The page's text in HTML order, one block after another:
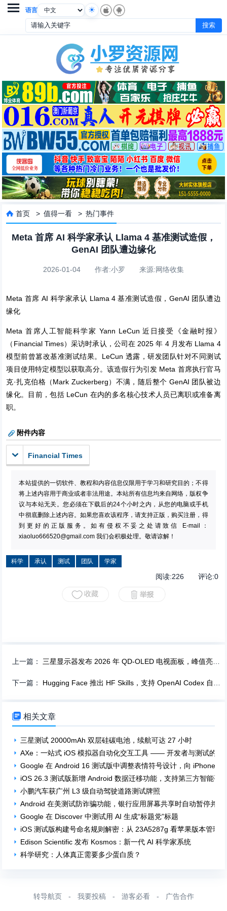
语言

 首页 >值得一看 >热门事件
Meta 首席 AI 科学家承认 Llama 4 基准测试造假，
GenAI 团队遭边缘化
2026-01-04 作者:小罗 来源:网络收集
Meta 首席 AI 科学家承认 Llama 4 基准测试造假，GenAI 团队遭边
缘化
Meta 首席人工智能科学家 Yann LeCun 近日接受《金融时报》
（Financial Times）采访时承认，公司在 2025 年 4 月发布 Llama 4
模型前曾篡改基准测试结果。LeCun 透露，研发团队针对不同测试
项目使用特定模型以获取高分。该造假行为引发 Meta 首席执行官马
克·扎克伯格（Mark Zuckerberg）不满，随后整个 GenAI 团队被边
缘化。目前，包括 LeCun 在内的多名核心技术人员已离职或准备离
职。
附件内容
Financial Times
本站提供的一切软件、教程和内容信息仅限用于学习和研究目的；不得
将上述内容用于商业或者非法用途。本站所有信息均来自网络，版权争
议与本站无关。您必须在下载后的24个小时之内，从您的电脑或手机
中彻底删除上述内容。如果您喜欢该程序，请支持正版，购买注册，得
到更好的正版服务。如有侵权不妥之处请致信 E-mail：
xiaoluo666520@gmail.com 我们会积极处理。敬请谅解！
科学 承认 测试 团队 学家
阅读:226评论:0
上一篇： 三星显示器发布 2026 年 QD-OLED 电视面板，峰值亮度达 4500 尼特
下一篇： Hugging Face 推出 HF Skills，支持 OpenAI Codex 自动化模型训练全流程
 相关文章
三星测试 20000mAh 双层硅碳电池，续航可达 27 小时
AXe：一站式 iOS 模拟器自动化交互工具 —— 开发者与测试的高
Google 在 Android 16 测试版中调整表情符号设计，向 iPhone 风
iOS 26.3 测试版新增 Android 数据迁移功能，支持第三方智能手
小鹏汽车获广州 L3 级自动驾驶道路测试牌照
Android 在美测试防诈骗功能，银行应用屏幕共享时自动暂停并警
Google 在 Discover 中测试用 AI 生成“标题党”标题
iOS 测试版构建号命名规则解密：从 23A5287g 看苹果版本管理
Edison Scientific 发布 Kosmos：新一代 AI 科学家系统
科学研究：人体真正需要多少蛋白质？
转导航页 - 我要投稿 - 游客必看 - 广告合作